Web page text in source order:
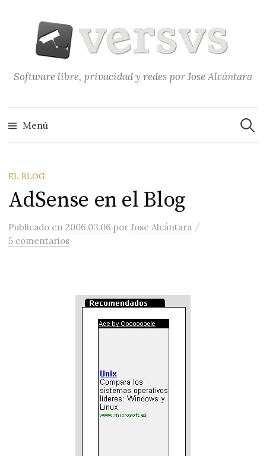
contenido
Software libre, privacidad y redes por Jose Alcántara
Menú
EL BLOG
AdSense en el Blog
Publicado en2006.03.06 porJose Alcántara /
5 comentarios